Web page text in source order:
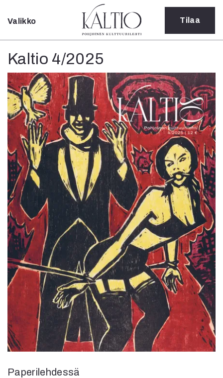
Sulje
Kategoriat
Verkkoartikkeli
Teatteri
Tanssi
Tanssi
Sarjakuva
Sámegillii
Pääkirjoitus
Paperilehdestä
Oulu2026
Näyttelyt
Musiikki
Levyt
Kuvataide
Kirjat
In English
Esitystaide
Arkisto
Lehdet
4/2026
2–3/2026
1/2026
6/2025
5/2025 saame
Valikko Tilaa
Kaltio 4/2025
Paperilehdessä